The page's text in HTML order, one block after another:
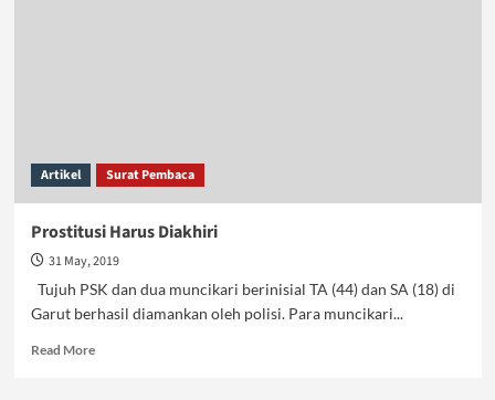
Artikel Surat Pembaca
Prostitusi Harus Diakhiri
31 May, 2019
Tujuh PSK dan dua muncikari berinisial TA (44) dan SA (18) di
Garut berhasil diamankan oleh polisi. Para muncikari...
Read MoreRead